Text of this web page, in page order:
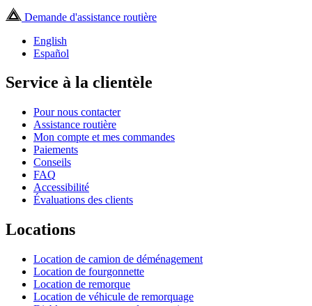
Demande d'assistance routière
English
Español
Service à la clientèle
Pour nous contacter
Assistance routière
Mon compte et mes commandes
Paiements
Conseils
FAQ
Accessibilité
Évaluations des clients
Locations
Location de camion de déménagement
Location de fourgonnette
Location de remorque
Location de véhicule de remorquage